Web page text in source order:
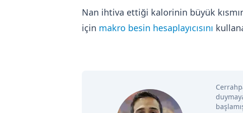
Nan ihtiva ettiği kalorinin büyük
için makro besin hesaplayıcısını